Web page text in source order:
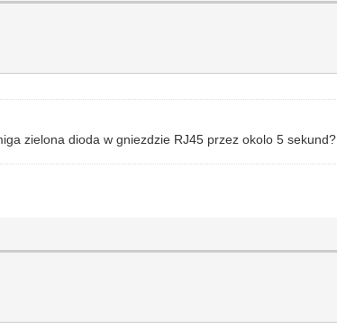
zielona dioda w gniezdzie RJ45 przez okolo 5 sekund?